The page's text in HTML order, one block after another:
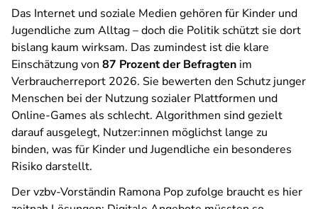
Das Internet und soziale Medien gehören für Kinder und
Jugendliche zum Alltag – doch die Politik schützt sie dort
bislang kaum wirksam. Das zumindest ist die klare
Einschätzung von 87 Prozent der Befragten im
Verbraucherreport 2026. Sie bewerten den Schutz junger
Menschen bei der Nutzung sozialer Plattformen und
Online-Games als schlecht. Algorithmen sind gezielt
darauf ausgelegt, Nutzer:innen möglichst lange zu
binden, was für Kinder und Jugendliche ein besonderes
Risiko darstellt.
Der vzbv-Vorständin Ramona Pop zufolge braucht es hier